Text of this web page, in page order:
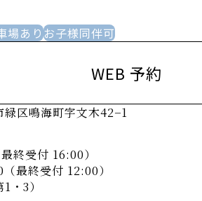
場ありお子様同伴可
WEB 予約
緑区鳴海町字文木42−1
終受付 16:00）
最終受付 12:00）
・3）